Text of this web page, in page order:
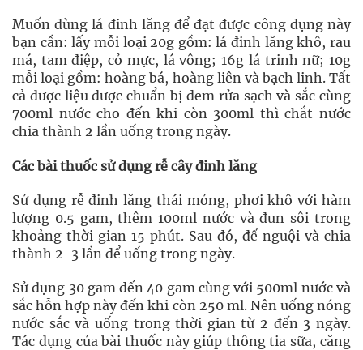
Muốn dùng lá đinh lăng để đạt được công dụng này
bạn cần: lấy mỗi loại 20g gồm: lá đinh lăng khô, rau
má, tam điệp, cỏ mực, lá vông; 16g lá trinh nữ; 10g
mỗi loại gồm: hoàng bá, hoàng liên và bạch linh. Tất
cả dược liệu được chuẩn bị đem rửa sạch và sắc cùng
700ml nước cho đến khi còn 300ml thì chắt nước
chia thành 2 lần uống trong ngày.
Các bài thuốc sử dụng rễ cây đinh lăng
Sử dụng rễ đinh lăng thái mỏng, phơi khô với hàm
lượng 0.5 gam, thêm 100ml nước và đun sôi trong
khoảng thời gian 15 phút. Sau đó, để nguội và chia
thành 2-3 lần để uống trong ngày.
Sử dụng 30 gam đến 40 gam cùng với 500ml nước và
sắc hỗn hợp này đến khi còn 250 ml. Nên uống nóng
nước sắc và uống trong thời gian từ 2 đến 3 ngày.
Tác dụng của bài thuốc này giúp thông tia sữa, căng